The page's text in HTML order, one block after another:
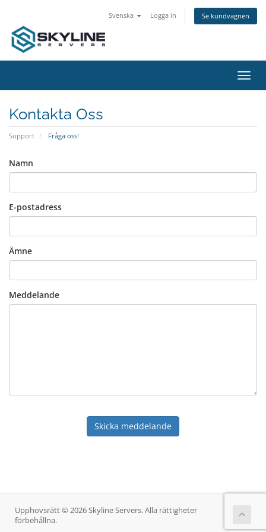
Svenska Logga in Se kundvagnen
Växla
Kontakta Oss
Support Fråga oss!
Namn
E-postadress
Ämne
Meddelande
Skicka meddelande
Upphovsrätt © 2026 Skyline Servers. Alla rättigheter
förbehållna.